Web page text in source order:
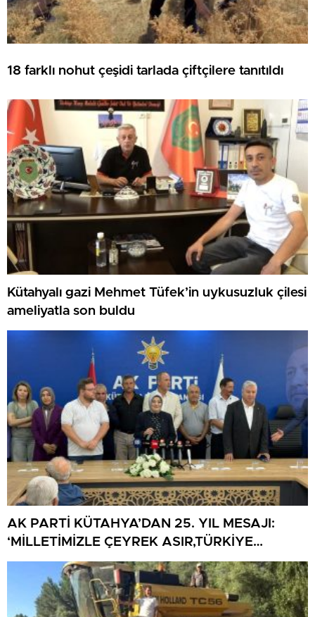
18 farklı nohut çeşidi tarlada çiftçilere tanıtıldı
Kütahyalı gazi Mehmet Tüfek’in uykusuzluk çilesi
ameliyatla son buldu
AK PARTİ KÜTAHYA’DAN 25. YIL MESAJI:
‘MİLLETİMİZLE ÇEYREK ASIR,TÜRKİYE
GELECEĞE HAZIR’